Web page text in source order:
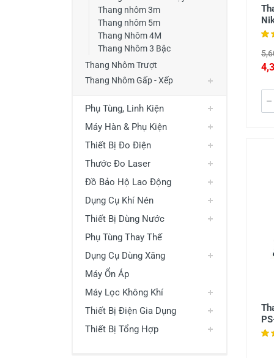
Thang nhôm 3m
Thang nhôm 5m
Thang Nhôm 4M
Thang Nhôm 3 Bậc
Thang Nhôm Trượt
Thang Nhôm Gấp - Xếp
Phụ Tùng, Linh Kiện
Máy Hàn & Phụ Kiện
Thiết Bị Đo Điện
Thước Đo Laser
Đồ Bảo Hộ Lao Động
Dụng Cụ Khí Nén
Thiết Bị Dùng Nước
Phụ Tùng Thay Thế
Dụng Cụ Dùng Xăng
Máy Ổn Áp
Máy Lọc Không Khí
Thiết Bị Điện Gia Dụng
Thiết Bị Tổng Hợp